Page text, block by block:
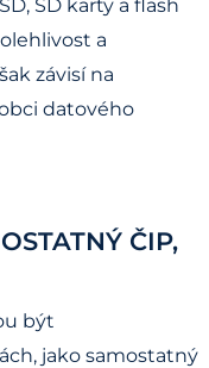
SD karty a flash
a
závisí na
datového
ČIP,
být
jako samostatný